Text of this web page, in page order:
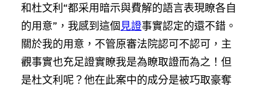
和杜文利“都采用暗示與費解的語言表現瞭各自
的用意”，我感到這個見證事實認定的還不錯。
關於我的用意，不管原審法院認可不認可，主
觀事實也充足證實瞭我是為瞭取證而為之！但
是杜文利呢？他在此案中的成分是被巧取豪奪